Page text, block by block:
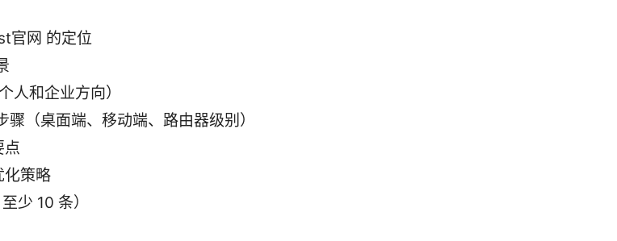
官网 的定位
人和企业方向）
（桌面端、移动端、路由器级别）
点
化策略
少 10 条）